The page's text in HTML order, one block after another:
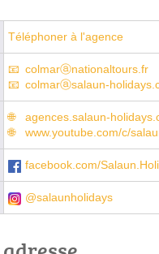
Téléphoner à l'agence
colmarⓐnationaltours.fr
colmarⓐsalaun-
agences.salaun-
www.youtube.com/c/
facebook.com/
@salaunholidays